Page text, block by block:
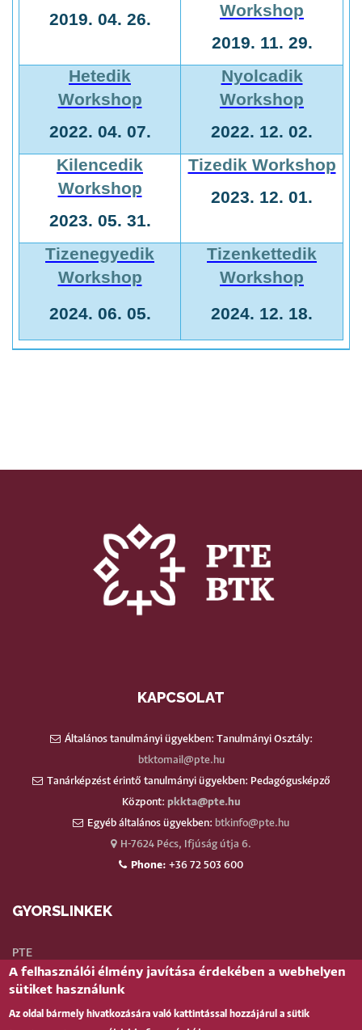
2019. 04. 26.
Workshop
2019. 11. 29.
Hetedik
Workshop
2022. 04. 07.
Nyolcadik
Workshop
2022. 12. 02.
Kilencedik
Workshop
2023. 05. 31.
Tizedik Workshop
2023. 12. 01.
Tizenegyedik
Workshop
2024. 06. 05.
Tizenkettedik
Workshop
2024. 12. 18.
KAPCSOLAT
Általános tanulmányi ügyekben: Tanulmányi Osztály:
btktomail@pte.hu
Tanárképzést érintő tanulmányi ügyekben: Pedagógusképző
Központ: pkkta@pte.hu
Egyéb általános ügyekben: btkinfo@pte.hu
H-7624 Pécs, Ifjúság útja 6.
Phone: +36 72 503 600
GYORSLINKEK
PTE
Neptun
Webmail
Telefonkönyv
A felhasználói élmény javítása érdekében a webhelyen
sütiket használunk
Az oldal bármely hivatkozására való kattintással hozzájárul a sütik